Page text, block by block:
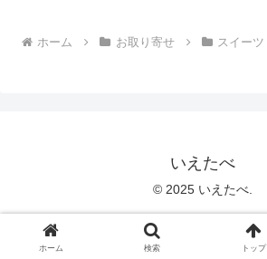
ホーム お取り寄せ スイーツ
いえたべ
© 2025 いえたべ.
ホーム 検索 トップ